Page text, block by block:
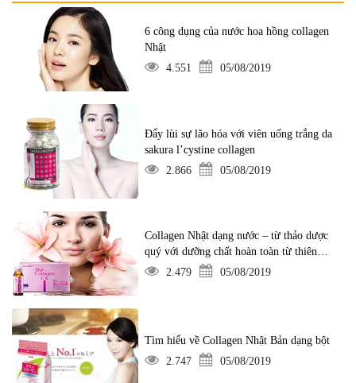
6 công dụng của nước hoa hồng collagen
Nhật
4.551
05/08/2019
Đẩy lùi sự lão hóa với viên uống trắng da
sakura l’cystine collagen
2.866
05/08/2019
Collagen Nhật dạng nước – từ thảo dược
quý với dưỡng chất hoàn toàn từ thiên
nhiên2.479 05/08/2019
Tìm hiểu về Collagen Nhật Bản dạng bột
2.747
05/08/2019